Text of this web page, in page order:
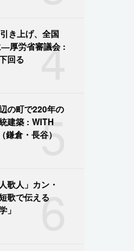
4
き上げ、全国
厚労省審議会 :
回る
5
の町で220年の
建築 : WITH
倉・長谷）
6
歌人」カン・
歌で伝える
」